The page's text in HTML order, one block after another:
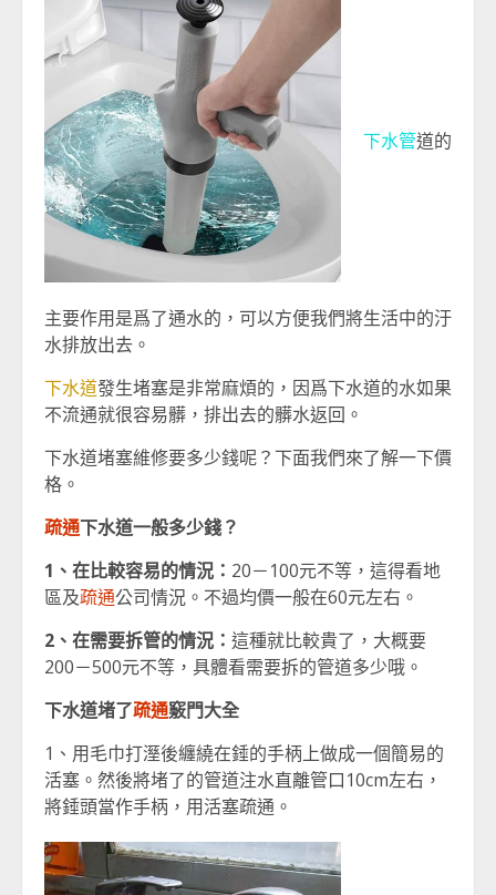
下水管道的
主要作用是爲了通水的，可以方便我們將生活中的汙
水排放出去。
下水道發生堵塞是非常麻煩的，因爲下水道的水如果
不流通就很容易髒，排出去的髒水返回。
下水道堵塞維修要多少錢呢？下面我們來了解一下價
格。
疏通下水道一般多少錢？
1、在比較容易的情況： 20－100元不等，這得看地
區及疏通公司情況。不過均價一般在60元左右。
2、在需要拆管的情況： 這種就比較貴了，大概要
200－500元不等，具體看需要拆的管道多少哦。
下水道堵了疏通竅門大全
1、用毛巾打溼後纏繞在錘的手柄上做成一個簡易的
活塞。然後將堵了的管道注水直離管口10cm左右，
將錘頭當作手柄，用活塞疏通。